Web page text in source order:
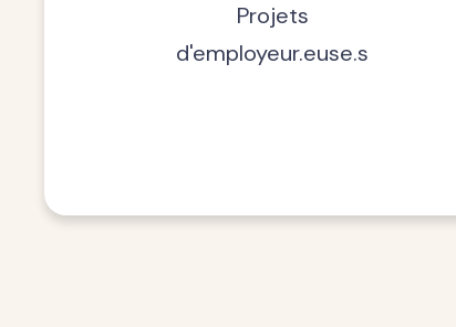
Projets
d'employeur.euse.s